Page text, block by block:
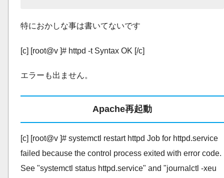
特におかしな事は書いてないです
[c] [root@v ]# httpd -t Syntax OK [/c]
エラーも出ません。
Apache再起動
[c] [root@v ]# systemctl restart httpd Job for httpd.service
failed because the control process exited with error code.
See "systemctl status httpd.service" and "journalctl -xeu